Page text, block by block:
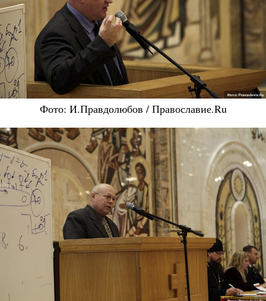
Фото: И.Правдолюбов / Православие.Ru